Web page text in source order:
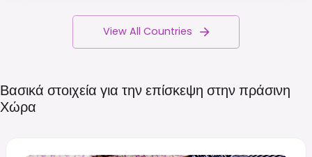
View All Countries
Βασικά στοιχεία για την επίσκεψη στην πράσινη
Χώρα